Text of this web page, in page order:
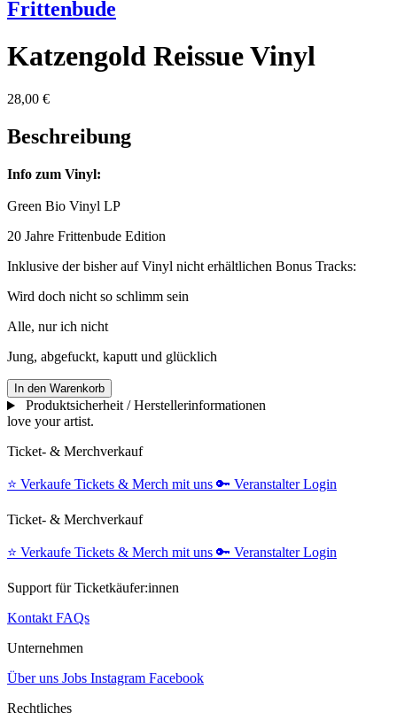
Frittenbude
Katzengold Reissue Vinyl
28,00 €
Beschreibung
Info zum Vinyl:
Green Bio Vinyl LP
20 Jahre Frittenbude Edition
Inklusive der bisher auf Vinyl nicht erhältlichen Bonus Tracks:
Wird doch nicht so schlimm sein
Alle, nur ich nicht
Jung, abgefuckt, kaputt und glücklich
In den Warenkorb
Produktsicherheit / Herstellerinformationen
love your artist.
Ticket- & Merchverkauf
⭐️ Verkaufe Tickets & Merch mit uns 🔑 Veranstalter Login
Ticket- & Merchverkauf
⭐️ Verkaufe Tickets & Merch mit uns 🔑 Veranstalter Login
Support für Ticketkäufer:innen
Kontakt FAQs
Unternehmen
Über uns Jobs Instagram Facebook
Rechtliches